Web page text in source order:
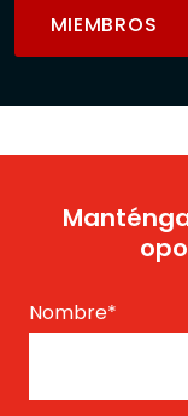
MIEMBROS
Nombre*